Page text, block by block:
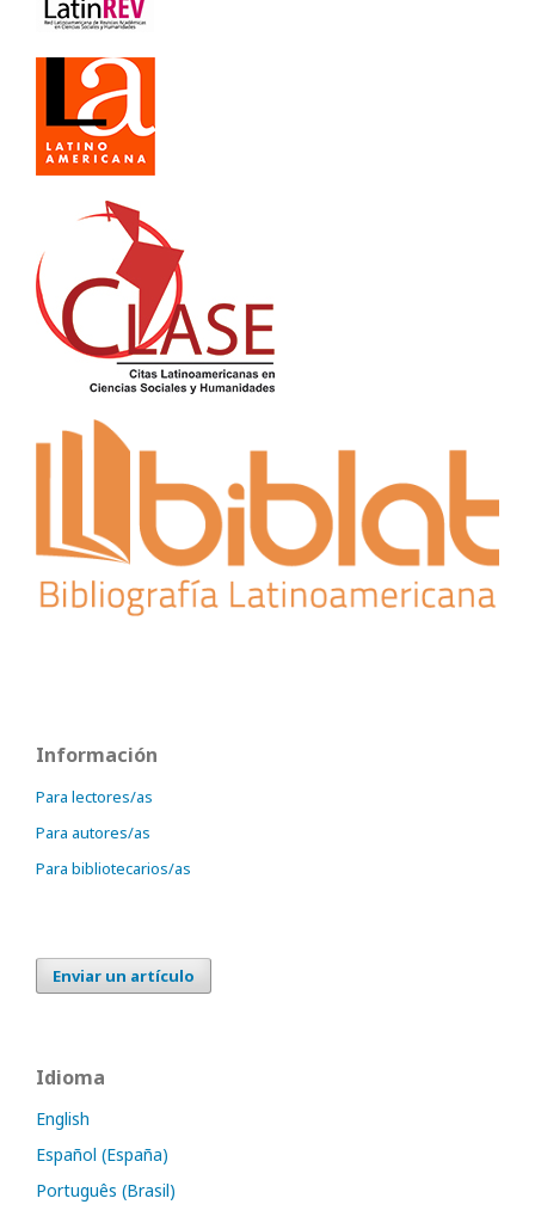
Información
Para lectores/as
Para autores/as
Para bibliotecarios/as
Enviar un artículo
Idioma
English
Español (España)
Português (Brasil)